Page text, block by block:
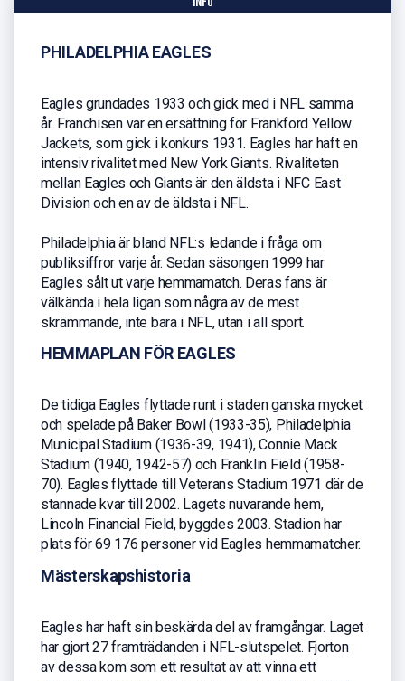
PHILADELPHIA EAGLES
Eagles grundades 1933 och gick med i NFL samma
år. Franchisen var en ersättning för Frankford Yellow
Jackets, som gick i konkurs 1931. Eagles har haft en
intensiv rivalitet med New York Giants. Rivaliteten
mellan Eagles och Giants är den äldsta i NFC East
Division och en av de äldsta i NFL.
Philadelphia är bland NFL:s ledande i fråga om
publiksiffror varje år. Sedan säsongen 1999 har
Eagles sålt ut varje hemmamatch. Deras fans är
välkända i hela ligan som några av de mest
skrämmande, inte bara i NFL, utan i all sport.
HEMMAPLAN FÖR EAGLES
De tidiga Eagles flyttade runt i staden ganska mycket
och spelade på Baker Bowl (1933-35), Philadelphia
Municipal Stadium (1936-39, 1941), Connie Mack
Stadium (1940, 1942-57) och Franklin Field (1958-
70). Eagles flyttade till Veterans Stadium 1971 där de
stannade kvar till 2002. Lagets nuvarande hem,
Lincoln Financial Field, byggdes 2003. Stadion har
plats för 69 176 personer vid Eagles hemmamatcher.
Mästerskapshistoria
Eagles har haft sin beskärda del av framgångar. Laget
har gjort 27 framträdanden i NFL-slutspelet. Fjorton
av dessa kom som ett resultat av att vinna ett